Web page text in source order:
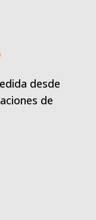
desde
de